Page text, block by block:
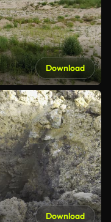
Download
Download